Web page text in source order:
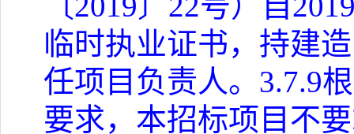
临时执业证书，持建
任项目负责人。 3.7.9
要求，本招标项目不